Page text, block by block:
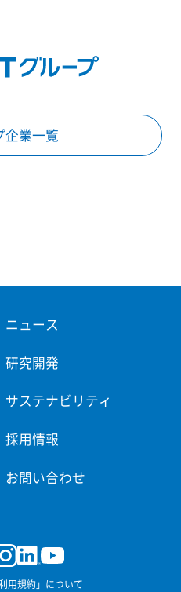
企業一覧
ニュース
研究開発
サステナビリティ
採用情報
お問い合わせ
用規約」について